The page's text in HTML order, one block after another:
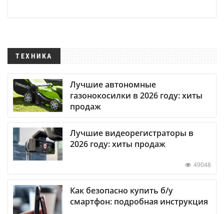
ТЕХНИКА
Лучшие автономные
газонокосилки в 2026 году: хиты
продаж
Лучшие видеорегистраторы в
2026 году: хиты продаж
49048
Как безопасно купить б/у
смартфон: подробная инструкция